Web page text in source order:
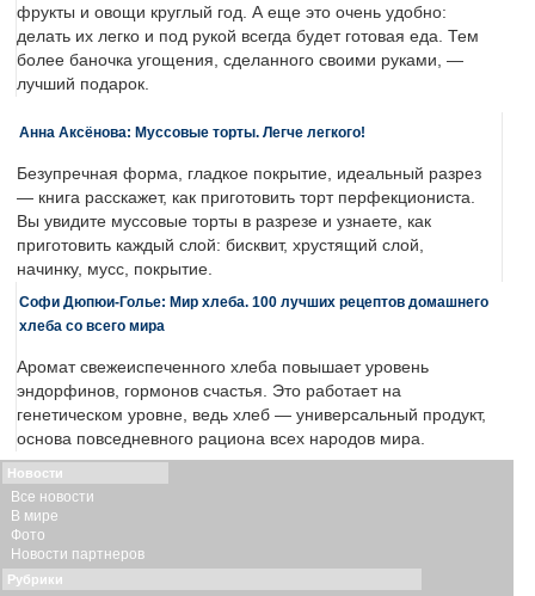
фрукты и овощи круглый год. А еще это очень удобно:
делать их легко и под рукой всегда будет готовая еда. Тем
более баночка угощения, сделанного своими руками, —
лучший подарок.
Анна Аксёнова: Муссовые торты. Легче легкого!
Безупречная форма, гладкое покрытие, идеальный разрез
— книга расскажет, как приготовить торт перфекциониста.
Вы увидите муссовые торты в разрезе и узнаете, как
приготовить каждый слой: бисквит, хрустящий слой,
начинку, мусс, покрытие.
Софи Дюпюи-Голье: Мир хлеба. 100 лучших рецептов домашнего
хлеба со всего мира
Аромат свежеиспеченного хлеба повышает уровень
эндорфинов, гормонов счастья. Это работает на
генетическом уровне, ведь хлеб — универсальный продукт,
основа повседневного рациона всех народов мира.
Новости
Все новости
В мире
Фото
Новости партнеров
Рубрики